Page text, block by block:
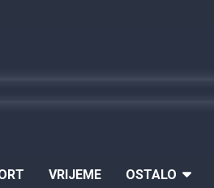
VRIJEME OSTALO